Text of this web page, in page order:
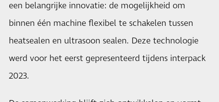
een belangrijke innovatie: de mogelijkheid om
binnen één machine flexibel te schakelen tussen
heatsealen en ultrasoon sealen. Deze technologie
werd voor het eerst gepresenteerd tijdens interpack
2023.